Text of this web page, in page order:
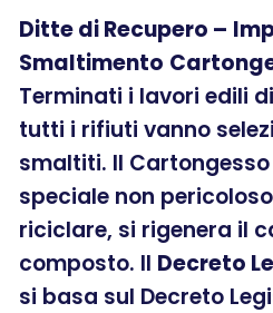
Ditte di Recupero –
Smaltimento
Terminati i lavori edili
tutti i rifiuti vanno
smaltiti. Il
speciale non
riciclare, si rigenera il
composto. Il Decreto
si basa sul Decreto